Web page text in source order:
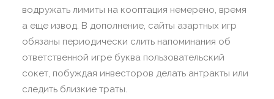
водружать лимиты на кооптация немерено, время
а еще извод. В дополнение, сайты азартных игр
обязаны периодически слить напоминания об
ответственной игре буква пользовательский
сокет, побуждая инвесторов делать антракты или
следить близкие траты.